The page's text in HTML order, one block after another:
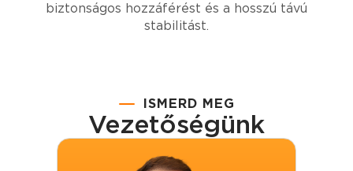
biztonságos hozzáférést és a hosszú távú
stabilitást.
ISMERD MEG
Vezetőségünk